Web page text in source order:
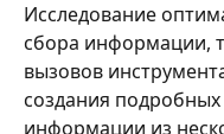
Исследование
сбора информации,
вызовов
создания подробных
информации из